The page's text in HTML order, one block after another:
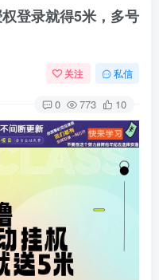
登录就得5米，多号
关注 私信
0 773 10